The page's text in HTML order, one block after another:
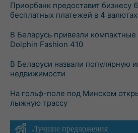
Приорбанк предоставит бизнесу
бесплатных платежей в 4 валютах
В Беларусь привезли компактные
Dolphin Fashion 410
В Беларуси назвали популярную
недвижимости
На гольф-поле под Минском
лыжную трассу
Лучшие предложения